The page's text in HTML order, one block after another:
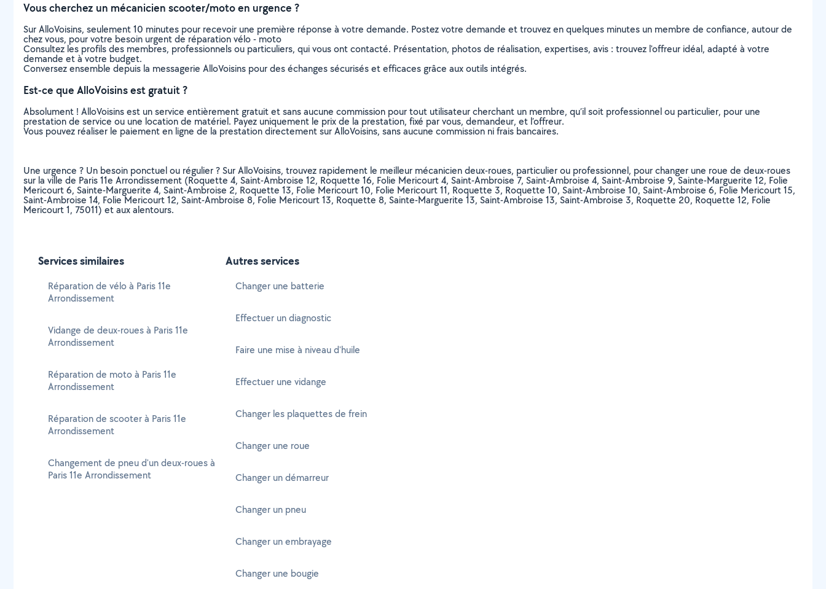
Vous cherchez un mécanicien scooter/moto en urgence ?
Sur AlloVoisins, seulement 10 minutes pour recevoir une première réponse à votre demande. Postez votre demande et trouvez en quelques minutes un membre de confiance, autour de
chez vous, pour votre besoin urgent de réparation vélo - moto
Consultez les profils des membres, professionnels ou particuliers, qui vous ont contacté. Présentation, photos de réalisation, expertises, avis : trouvez l'offreur idéal, adapté à votre
demande et à votre budget.
Conversez ensemble depuis la messagerie AlloVoisins pour des échanges sécurisés et efficaces grâce aux outils intégrés.
Est-ce que AlloVoisins est gratuit ?
Absolument ! AlloVoisins est un service entièrement gratuit et sans aucune commission pour tout utilisateur cherchant un membre, qu’il soit professionnel ou particulier, pour une
prestation de service ou une location de matériel. Payez uniquement le prix de la prestation, fixé par vous, demandeur, et l’offreur.
Vous pouvez réaliser le paiement en ligne de la prestation directement sur AlloVoisins, sans aucune commission ni frais bancaires.
Une urgence ? Un besoin ponctuel ou régulier ? Sur AlloVoisins, trouvez rapidement le meilleur mécanicien deux-roues, particulier ou professionnel, pour changer une roue de deux-roues
sur la ville de Paris 11e Arrondissement (Roquette 4, Saint-Ambroise 12, Roquette 16, Folie Mericourt 4, Saint-Ambroise 7, Saint-Ambroise 4, Saint-Ambroise 9, Sainte-Marguerite 12, Folie
Mericourt 6, Sainte-Marguerite 4, Saint-Ambroise 2, Roquette 13, Folie Mericourt 10, Folie Mericourt 11, Roquette 3, Roquette 10, Saint-Ambroise 10, Saint-Ambroise 6, Folie Mericourt 15,
Saint-Ambroise 14, Folie Mericourt 12, Saint-Ambroise 8, Folie Mericourt 13, Roquette 8, Sainte-Marguerite 13, Saint-Ambroise 13, Saint-Ambroise 3, Roquette 20, Roquette 12, Folie
Mericourt 1, 75011) et aux alentours.
Services similaires
Réparation de vélo à Paris 11e
Arrondissement
Vidange de deux-roues à Paris 11e
Arrondissement
Réparation de moto à Paris 11e
Arrondissement
Réparation de scooter à Paris 11e
Arrondissement
Changement de pneu d'un deux-roues à
Paris 11e Arrondissement
Autres services
Changer une batterie
Effectuer un diagnostic
Faire une mise à niveau d'huile
Effectuer une vidange
Changer les plaquettes de frein
Changer une roue
Changer un démarreur
Changer un pneu
Changer un embrayage
Changer une bougie